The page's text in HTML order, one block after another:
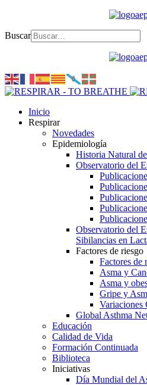
Buscar
Inicio
Respirar
Novedades
Epidemiología
Historia Natural
Observatorio del
Observatorio del
Sibilancias en
Factores de riesgo
Factores de
Asma y
Asma y
Gripe y
Variaciones
Global Asthma
Educación
Calidad de Vida
Formación Continuada
Biblioteca
Iniciativas
Día Mundial del